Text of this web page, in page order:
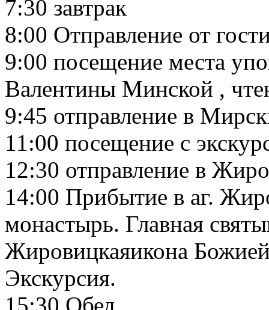
7:30 завтрак
8:00 Отправление от
9:00 посещение места
Валентины Минской ,
9:45 отправление в
11:00 посещение с
12:30 отправление в
14:00 Прибытие в аг.
монастырь. Главная
Жировицкаяикона
Экскурсия.